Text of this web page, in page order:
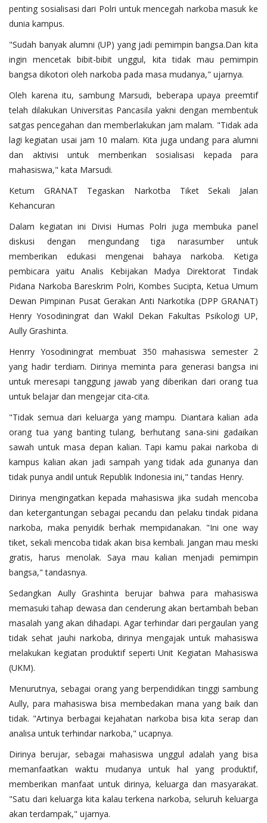
penting sosialisasi dari Polri untuk mencegah narkoba masuk ke
dunia kampus.
"Sudah banyak alumni (UP) yang jadi pemimpin bangsa.Dan kita
ingin mencetak bibit-bibit unggul, kita tidak mau pemimpin
bangsa dikotori oleh narkoba pada masa mudanya," ujarnya.
Oleh karena itu, sambung Marsudi, beberapa upaya preemtif
telah dilakukan Universitas Pancasila yakni dengan membentuk
satgas pencegahan dan memberlakukan jam malam. "Tidak ada
lagi kegiatan usai jam 10 malam. Kita juga undang para alumni
dan aktivisi untuk memberikan sosialisasi kepada para
mahasiswa," kata Marsudi.
Ketum GRANAT Tegaskan Narkotba Tiket Sekali Jalan
Kehancuran
Dalam kegiatan ini Divisi Humas Polri juga membuka panel
diskusi dengan mengundang tiga narasumber untuk
memberikan edukasi mengenai bahaya narkoba. Ketiga
pembicara yaitu Analis Kebijakan Madya Direktorat Tindak
Pidana Narkoba Bareskrim Polri, Kombes Sucipta, Ketua Umum
Dewan Pimpinan Pusat Gerakan Anti Narkotika (DPP GRANAT)
Henry Yosodiningrat dan Wakil Dekan Fakultas Psikologi UP,
Aully Grashinta.
Henrry Yosodiningrat membuat 350 mahasiswa semester 2
yang hadir terdiam. Dirinya meminta para generasi bangsa ini
untuk meresapi tanggung jawab yang diberikan dari orang tua
untuk belajar dan mengejar cita-cita.
"Tidak semua dari keluarga yang mampu. Diantara kalian ada
orang tua yang banting tulang, berhutang sana-sini gadaikan
sawah untuk masa depan kalian. Tapi kamu pakai narkoba di
kampus kalian akan jadi sampah yang tidak ada gunanya dan
tidak punya andil untuk Republik Indonesia ini," tandas Henry.
Dirinya mengingatkan kepada mahasiswa jika sudah mencoba
dan ketergantungan sebagai pecandu dan pelaku tindak pidana
narkoba, maka penyidik berhak mempidanakan. "Ini one way
tiket, sekali mencoba tidak akan bisa kembali. Jangan mau meski
gratis, harus menolak. Saya mau kalian menjadi pemimpin
bangsa," tandasnya.
Sedangkan Aully Grashinta berujar bahwa para mahasiswa
memasuki tahap dewasa dan cenderung akan bertambah beban
masalah yang akan dihadapi. Agar terhindar dari pergaulan yang
tidak sehat jauhi narkoba, dirinya mengajak untuk mahasiswa
melakukan kegiatan produktif seperti Unit Kegiatan Mahasiswa
(UKM).
Menurutnya, sebagai orang yang berpendidikan tinggi sambung
Aully, para mahasiswa bisa membedakan mana yang baik dan
tidak. "Artinya berbagai kejahatan narkoba bisa kita serap dan
analisa untuk terhindar narkoba," ucapnya.
Dirinya berujar, sebagai mahasiswa unggul adalah yang bisa
memanfaatkan waktu mudanya untuk hal yang produktif,
memberikan manfaat untuk dirinya, keluarga dan masyarakat.
"Satu dari keluarga kita kalau terkena narkoba, seluruh keluarga
akan terdampak," ujarnya.